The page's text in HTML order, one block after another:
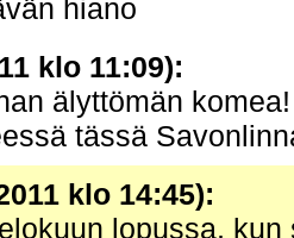
hiano
klo 11:09):
älyttömän
tässä
klo 14:45):
lopussa, kun